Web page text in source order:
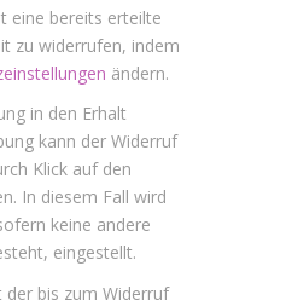
eine bereits erteilte
zu widerrufen, indem
ändern.
in den Erhalt
kann der Widerruf
Klick auf den
In diesem Fall wird
keine andere
eingestellt.
der bis zum Widerruf